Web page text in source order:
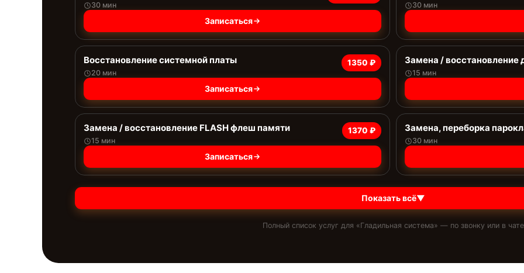
30 мин
Записаться
30 мин
Восстановление системной платы
20 мин
1350 ₽
Записаться
Замена / восстановление
15 мин
Замена / восстановление FLASH флеш памяти
15 мин
1370 ₽
Записаться
Замена, переборка
30 мин
Показать всё▼
Полный список услуг для «Гладильная система» — по звонку или в чате